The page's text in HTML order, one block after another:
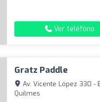
Ver teléfono
Gratz Paddle
Av. Vicente López 330 -
Quilmes